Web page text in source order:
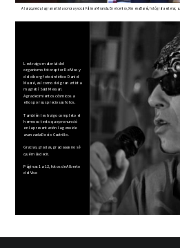
A la izquierda, la gran artista sonora y vocal Fátima Miranda. En el centro, Ximena Barés, fotógrafa estelar,
Les traigo material del
organismo fotoraptor DelViso y
del cíborg fotosintético Daniel
Muaré, así como del gran artista
magrebí Said Messari.
Agradecimientos cósmicos a
ellos por sus preciosas fotos.
También les traigo completo el
hermoso texto que pronunció
en la presentación la genoide
avanzada Rocío Castrillo.
Gracias, gracias, graciaaas no sé
qué más decir.
Páginas 1 a 12, fotos de Alberto
del Viso